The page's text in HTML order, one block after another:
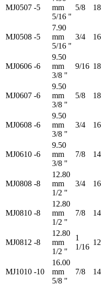
MJ0507 -5
mm
5/16 "
5/8
MJ0508 -5
7.90
mm
5/16 "
3/4
MJ0606 -6
9.50
mm
3/8 "
9/16
MJ0607 -6
9.50
mm
3/8 "
5/8
MJ0608 -6
9.50
mm
3/8 "
3/4
MJ0610 -6
9.50
mm
3/8 "
7/8
MJ0808 -8
12.80
mm
1/2 "
3/4
MJ0810 -8
12.80
mm
1/2 "
7/8
MJ0812 -8
12.80
mm
1/2 "
1
1/16
MJ1010 -10
16.00
mm
5/8 "
7/8